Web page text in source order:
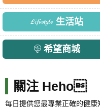
生活站
希望商城
關注 Heho
每日提供您最專業正確的健康